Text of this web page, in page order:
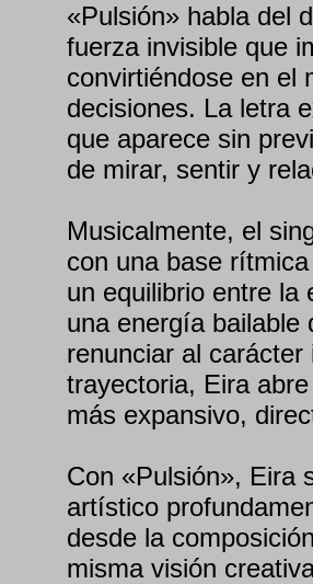
«Pulsión» habla del
fuerza invisible que
convirtiéndose en el
decisiones. La letra
que aparece sin
de mirar, sentir y
Musicalmente, el
con una base
un equilibrio entre la
una energía bailable
renunciar al
trayectoria, Eira
más expansivo,
Con «Pulsión», Eira
artístico
desde la
misma visión